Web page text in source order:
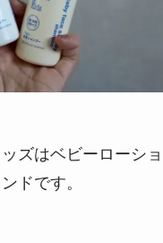
ズはベビーローシ
ドです。